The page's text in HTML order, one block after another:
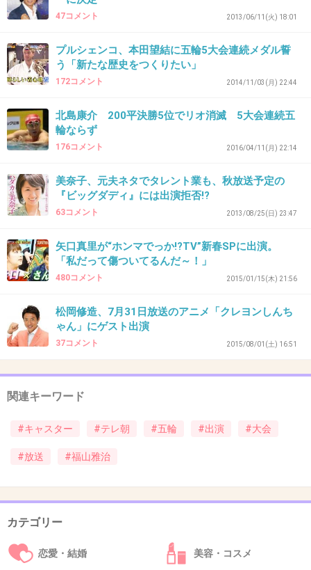
38. 匿名2016/07/19(火) 13:08:54
生放送中なのに熱い松岡修造に夢中 -
YouTube
www.youtube.com
ニスだけじゃない！ どこにいっても熱いし、笑わせてくれる。 おもわず爆
笑しちゃう 落ち込んだ時にみるといいな ↓↓↓ 関...
39. 匿名2016/07/19(火) 13:09:37
スポーツやってるイメージもスポーツ好きのイ
メージもないしいらないよっと。
40. 匿名2016/07/19(火) 13:09:47
福山さん、もういいのでは?
後進に道を譲るべき。
修造も要らないって。
47コメント 2013/06/11(火) 18:01
プルシェンコ、本田望結に五輪5大会連続メダル誓
う「新たな歴史をつくりたい」
172コメント 2014/11/03(月) 22:44
北島康介 200平決勝5位でリオ消滅 5大会連続五
輪ならず
176コメント 2016/04/11(月) 22:14
美奈子、元夫ネタでタレント業も、秋放送予定の
『ビッグダディ』には出演拒否!?
63コメント 2013/08/25(日) 23:47
矢口真里が“ホンマでっか!?TV”新春SPに出演。
「私だって傷ついてるんだ～！」
480コメント 2015/01/15(木) 21:56
松岡修造、7月31日放送のアニメ「クレヨンしんち
ゃん」にゲスト出演
37コメント 2015/08/01(土) 16:51
関連キーワード
#キャスター #テレ朝 #五輪 #出演 #大会
#放送 #福山雅治
カテゴリー
恋愛・結婚 美容・コスメ